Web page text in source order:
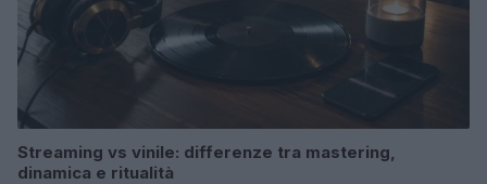
Streaming vs vinile: differenze tra mastering,
dinamica e ritualità